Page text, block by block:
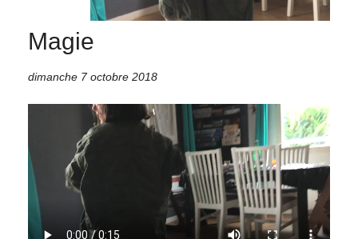
Magie
dimanche 7 octobre 2018